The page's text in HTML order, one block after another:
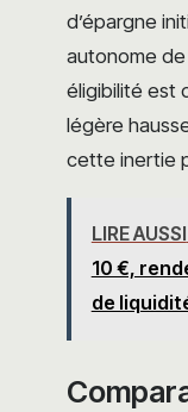
d’épargne
autonome
éligibilité est
légère
cette inertie
LIRE AUSSI
10 €,
de